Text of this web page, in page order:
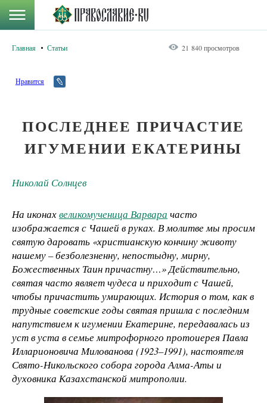
Главная Статьи 21 840 просмотров
Нравится
ПОСЛЕДНЕЕ ПРИЧАСТИЕ
ИГУМЕНИИ ЕКАТЕРИНЫ
Николай Солнцев
На иконахвеликомученица Варвара часто
изображается с Чашей в руках. В молитве мы просим
святую даровать «христианскую кончину животу
нашему – безболезненну, непостыдну, мирну,
Божественных Таин причастну…» Действительно,
святая часто являет чудеса и приходит с Чашей,
чтобы причастить умирающих. История о том, как в
трудные советские годы святая пришла с последним
напутствием к игумении Екатерине, передавалась из
уст в уста в семье митрофорного протоиерея Павла
Илларионовича Милованова (1923–1991), настоятеля
Свято-Никольского собора города Алма-Аты и
духовника Казахстанской митрополии.